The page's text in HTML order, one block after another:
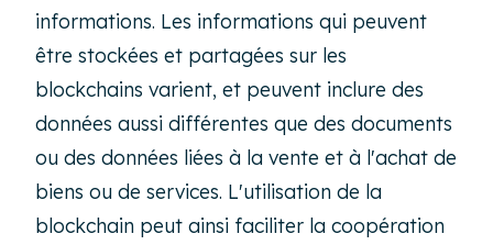
informations. Les informations qui peuvent
être stockées et partagées sur les
blockchains varient, et peuvent inclure des
données aussi différentes que des documents
ou des données liées à la vente et à l'achat de
biens ou de services. L'utilisation de la
blockchain peut ainsi faciliter la coopération